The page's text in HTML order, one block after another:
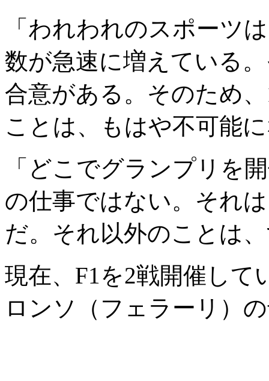
「われわれのスポーツ
数が急速に増えている
合意がある。そのため
ことは、もはや不可能
「どこでグランプリを
の仕事ではない。それ
だ。それ以外のことは
現在、F1を2戦開催し
ロンソ（フェラーリ）